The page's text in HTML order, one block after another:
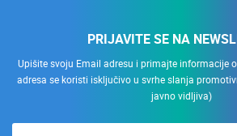
PRIJAVITE SE NA
Upišite svoju Email adresu i primajte informacije
adresa se koristi isključivo u svrhe slanja
javno vidljiva)